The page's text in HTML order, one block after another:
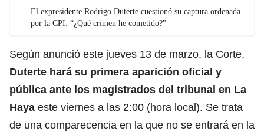
El expresidente Rodrigo Duterte cuestionó su captura ordenada
por la CPI: “¿Qué crimen he cometido?"
Según anunció este jueves 13 de marzo, la Corte,
Duterte hará su primera aparición oficial y
pública ante los magistrados del tribunal en La
Haya este viernes a las 2:00 (hora local). Se trata
de una comparecencia en la que no se entrará en la